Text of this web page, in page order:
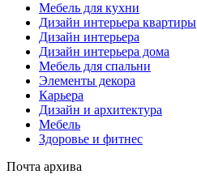
Мебель для кухни
Дизайн интерьера квартиры
Дизайн интерьера
Дизайн интерьера дома
Мебель для спальни
Элементы декора
Карьера
Дизайн и архитектура
Мебель
Здоровье и фитнес
Почта архива